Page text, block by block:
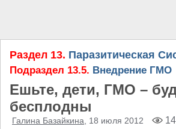
Раздел 13. Паразитическая
Подраздел 13.5. Внедрение ГМО
Ешьте, дети, ГМО –
бесплодны
Галина Базайкина , 18 июля 2012